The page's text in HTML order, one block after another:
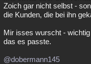
Zoich gar nicht selbst -
die Kunden, die bei ihn
Mir isses wurscht -
das es passte.
@dobermann145